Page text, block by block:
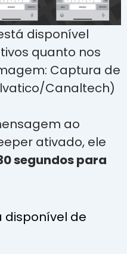
disponível
quanto nos
Captura de
Canaltech)
ao
ativado, ele
segundos para
disponível de